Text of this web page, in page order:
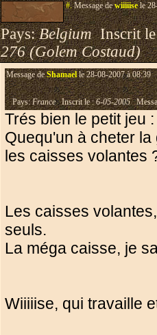
#.Message dewiiiiisele
Pays:BelgiumInscrit
276 (Golem Costaud)
Message deShamaelle 28-08-2007 à 08:39
Pays:FranceInscrit le :6-05-2005
Trés bien le petit jeu
Quequ'un à cheter
les caisses volantes
Les caisses
seuls.
La méga caisse, je
Wiiiiise, qui travaille